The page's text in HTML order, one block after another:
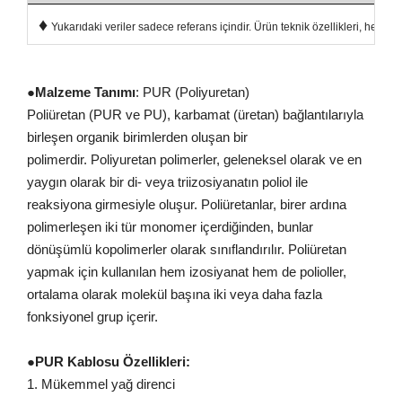
♦ Yukarıdaki veriler sadece referans içindir. Ürün teknik özellikleri, her iki
●Malzeme Tanımı: PUR (Poliyuretan)
Poliüretan (PUR ve PU), karbamat (üretan) bağlantılarıyla
birleşen organik birimlerden oluşan bir
polimerdir. Poliyuretan polimerler, geleneksel olarak ve en
yaygın olarak bir di- veya triizosiyanatın poliol ile
reaksiyona girmesiyle oluşur. Poliüretanlar, birer ardına
polimerleşen iki tür monomer içerdiğinden, bunlar
dönüşümlü kopolimerler olarak sınıflandırılır. Poliüretan
yapmak için kullanılan hem izosiyanat hem de polioller,
ortalama olarak molekül başına iki veya daha fazla
fonksiyonel grup içerir.
●PUR Kablosu Özellikleri:
1. Mükemmel yağ direnci